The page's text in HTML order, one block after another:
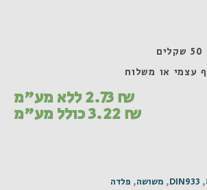
עצמי או משלוח
2.73₪ ללא מע"מ
3.22₪ כולל מע"מ
,
DIN933
, משושה, פלדה